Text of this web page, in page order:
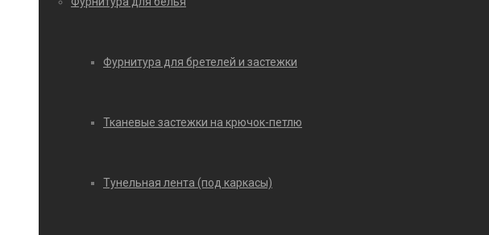
Фурнитура для бретелей и застежки
Тканевые застежки на крючок-петлю
Тунельная лента (под каркасы)